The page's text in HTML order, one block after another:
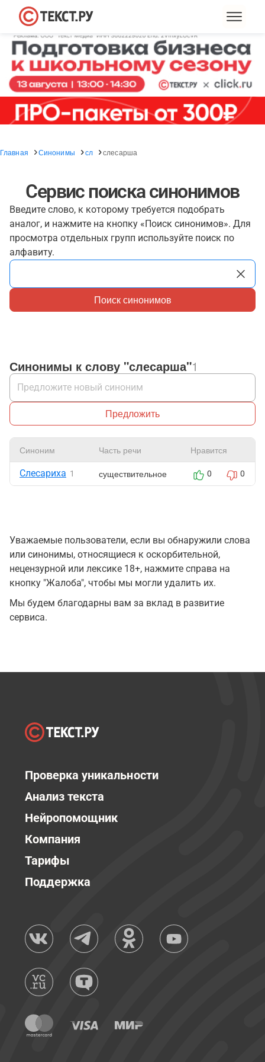
Главная Синонимы сл слесарша
Сервис поиска синонимов
Введите слово, к которому требуется подобрать
аналог, и нажмите на кнопку «Поиск синонимов». Для
просмотра отдельных групп используйте поиск по
алфавиту.
Поиск синонимов
Синонимы к слову "слесарша"1
Предложить
Синоним Часть речи Нравится
Слесариха 1 существительное 0 0
Уважаемые пользователи, если вы обнаружили слова
или синонимы, относящиеся к оскорбительной,
нецензурной или лексике 18+, нажмите справа на
кнопку "Жалоба", чтобы мы могли удалить их.
Мы будем благодарны вам за вклад в развитие
сервиса.
Проверка уникальности
Анализ текста
Нейропомощник
Компания
Тарифы
Поддержка